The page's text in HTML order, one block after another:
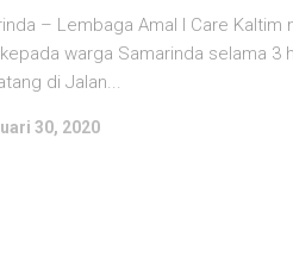
– Lembaga Amal I Care
warga Samarinda selama 3
di Jalan...
30, 2020